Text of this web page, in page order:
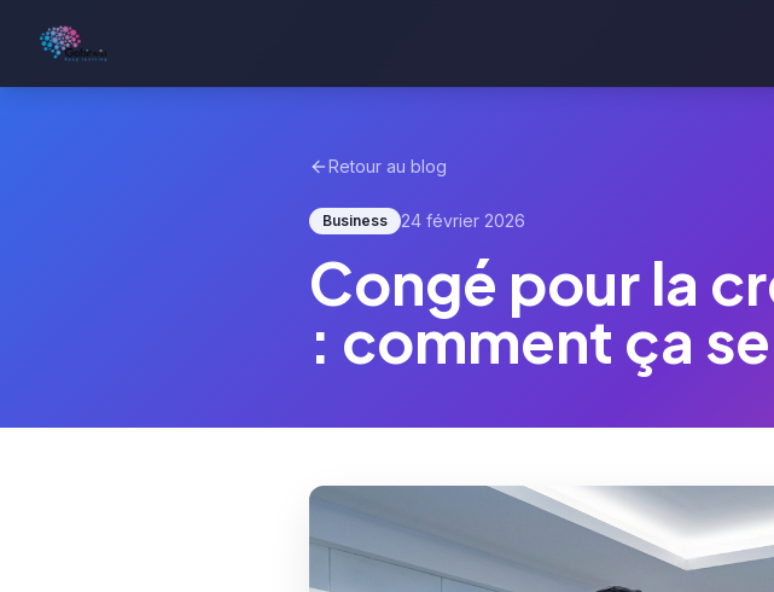
Retour au blog
Business 24 février 2026
Congé pour la
: comment ça